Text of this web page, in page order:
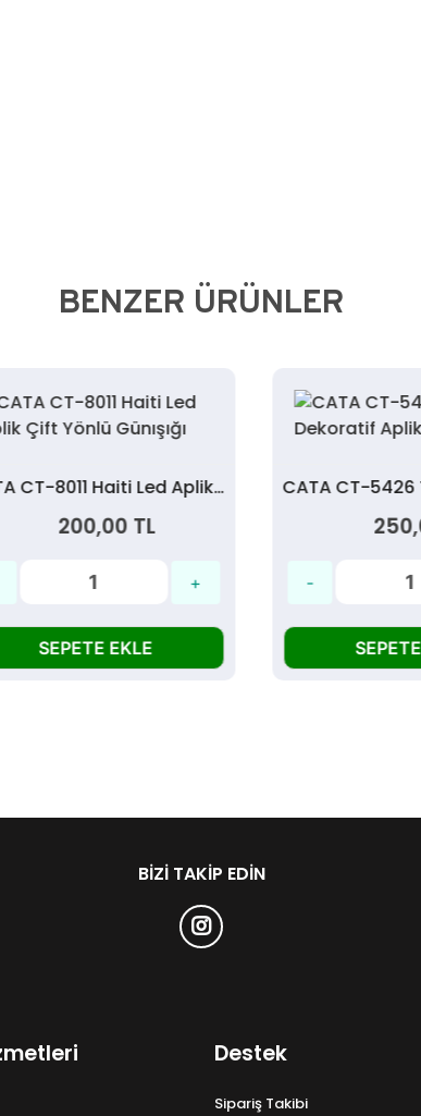
BENZER ÜRÜNLER
CATA CT-8011 Haiti Led Aplik Çift Yönlü Günışığı
200,00 TL
EKLE
250,00 TL
SEPETE EKLE
BIZI TAKIP EDIN
Destek
Sipariş Takibi